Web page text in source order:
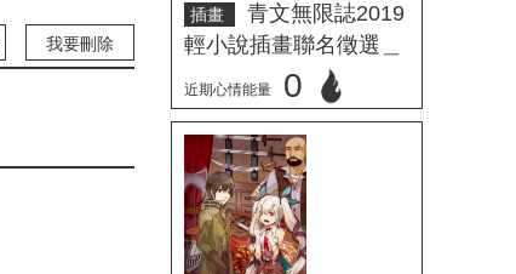
我要刪除
插畫
青文無限誌2019
輕小說插畫聯名徵選＿
Jinsawada
近期心情能量 0
立刻心情投票